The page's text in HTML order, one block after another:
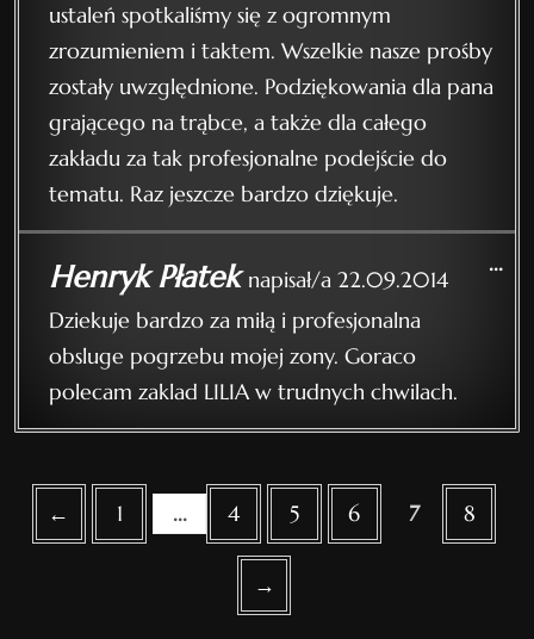
ustaleń spotkaliśmy się z ogromnym
zrozumieniem i taktem. Wszelkie nasze prośby
zostały uwzględnione. Podziękowania dla pana
grającego na trąbce, a także dla całego
zakładu za tak profesjonalne podejście do
tematu. Raz jeszcze bardzo dziękuje.
Henryk Płatek napisał/a 22.09.2014
Dziekuje bardzo za miłą i profesjonalna
obsluge pogrzebu mojej zony. Goraco
polecam zaklad LILIA w trudnych chwilach.
...
Guestbook list navigation
← 1 ... 4 5 6 7 8
→